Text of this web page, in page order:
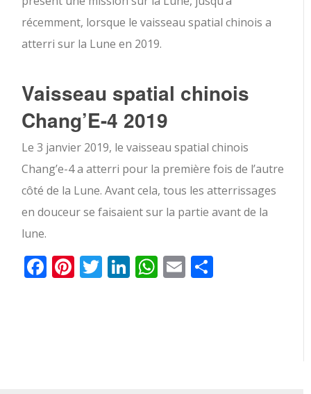
récemment, lorsque le vaisseau spatial chinois a
atterri sur la Lune en 2019.
Vaisseau spatial chinois
Chang’E-4 2019
Le 3 janvier 2019, le vaisseau spatial chinois
Chang’e-4 a atterri pour la première fois de l’autre
côté de la Lune. Avant cela, tous les atterrissages
en douceur se faisaient sur la partie avant de la
lune.
Facebook
Pinterest
Twitter
LinkedIn
WhatsApp
Email